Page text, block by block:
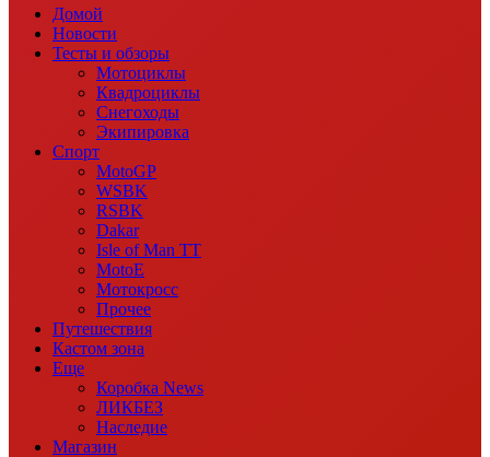
Домой
Новости
Тесты и обзоры
Мотоциклы
Квадроциклы
Снегоходы
Экипировка
Спорт
MotoGP
WSBK
RSBK
Dakar
Isle of Man TT
MotoE
Мотокросс
Прочее
Путешествия
Кастом зона
Еще
Коробка News
ЛИКБЕЗ
Наследие
Магазин